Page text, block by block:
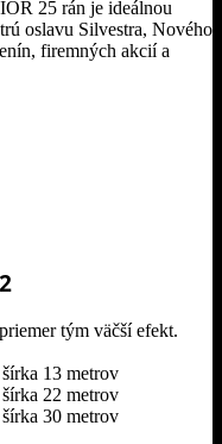
25 rán je ideálnou
oslavu Silvestra, Nového
firemných akcií a
tým väčší efekt.
13 metrov
22 metrov
30 metrov